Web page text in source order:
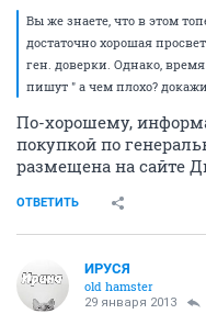
Вы же знаете, что в этом
достаточно хорошая
ген. доверки. Однако,
пишут " а чем плохо?
По-хорошему,
покупкой по
размещена на сайте
ОТВЕТИТЬ
ИРУСЯ
old hamster
29 января 2013